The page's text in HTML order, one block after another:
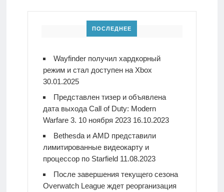
ПОСЛЕДНЕЕ
Wayfinder получил хардкорный
режим и стал доступен на Xbox
30.01.2025
Представлен тизер и объявлена
дата выхода Call of Duty: Modern
Warfare 3. 10 ноября 2023 16.10.2023
Bethesda и AMD представили
лимитированные видеокарту и
процессор по Starfield 11.08.2023
После завершения текущего сезона
Overwatch League ждет реорганизация